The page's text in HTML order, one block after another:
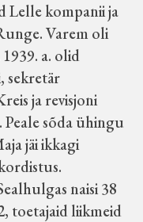
Lelle kompanii ja
Varem oli
a. olid
sekretär
ja revisjoni
Peale sõda ühingu
jäi ikkagi
naisi 38
toetajaid liikmeid